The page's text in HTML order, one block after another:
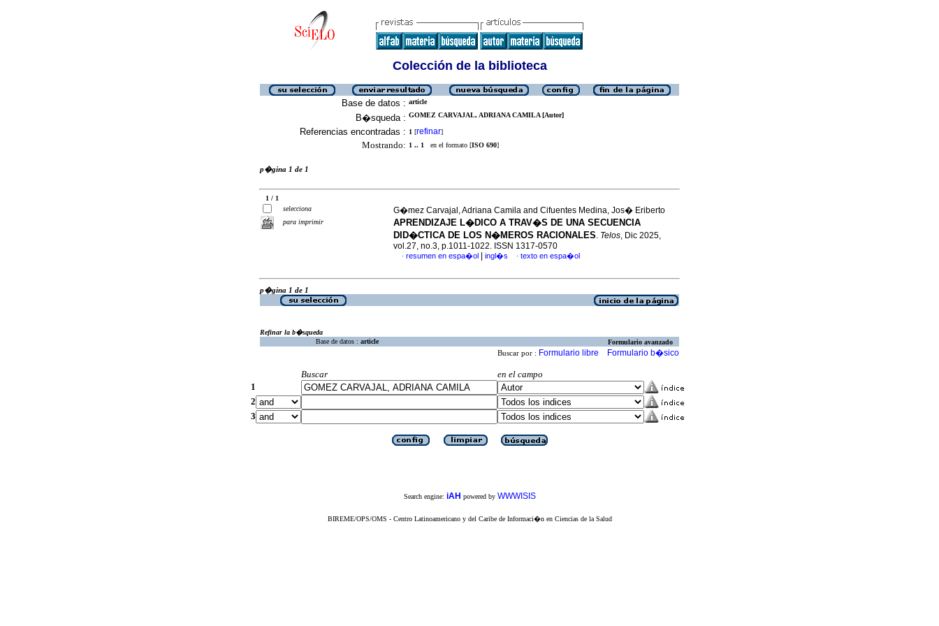
Colección de la biblioteca
Base de datos : article
B�squeda : GOMEZ CARVAJAL, ADRIANA CAMILA [Autor]
Referencias encontradas : 1 [refinar]
Mostrando: 1 .. 1 en el formato [ISO 690]
p�gina 1 de 1
1 / 1
selecciona
para imprimir
G�mez Carvajal, Adriana Camila and Cifuentes Medina, Jos� Eriberto
APRENDIZAJE L�DICO A TRAV�S DE UNA SECUENCIA
DID�CTICA DE LOS N�MEROS RACIONALES. Telos, Dic 2025,
vol.27, no.3, p.1011-1022. ISSN 1317-0570
· resumen en espa�ol ingl�s · texto en espa�ol
p�gina 1 de 1
Refinar la b�squeda
Base de datos : article Formulario avanzado
Buscar por : Formulario libre Formulario b�sico
Buscar
en el campo
1
2
3
Search engine: iAH powered by WWWISIS
BIREME/OPS/OMS - Centro Latinoamericano y del Caribe de Informaci�n en Ciencias de la Salud